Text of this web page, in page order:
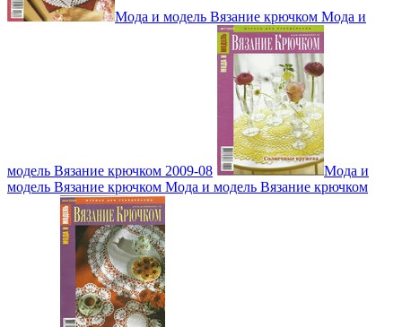
Мода и модель Вязание крючком Мода и
модель Вязание крючком 2009-08
Мода и
модель Вязание крючком Мода и модель Вязание крючком